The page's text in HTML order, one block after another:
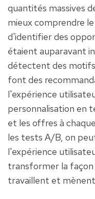
quantités massives
mieux comprendre
d'identifier des
étaient auparavant
détectent des
font des
l'expérience
personnalisation en
et les offres à
les tests A/B, on
l'expérience
transformer la façon
travaillent et